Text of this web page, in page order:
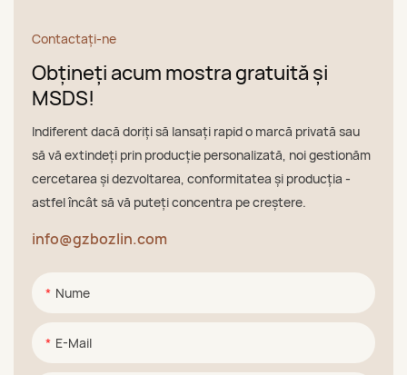
Contactaţi-ne
Obțineți acum mostra gratuită și
MSDS!
Indiferent dacă doriți să lansați rapid o marcă privată sau
să vă extindeți prin producție personalizată, noi gestionăm
cercetarea și dezvoltarea, conformitatea și producția -
astfel încât să vă puteți concentra pe creștere.
info@gzbozlin.com
Nume
E-Mail